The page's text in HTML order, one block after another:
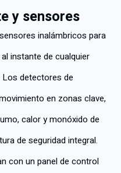
y sensores
inalámbricos para
instante de cualquier
detectores de
en zonas clave,
calor y monóxido de
de seguridad integral.
con un panel de control